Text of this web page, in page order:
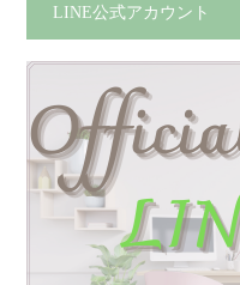
LINE公式アカウント